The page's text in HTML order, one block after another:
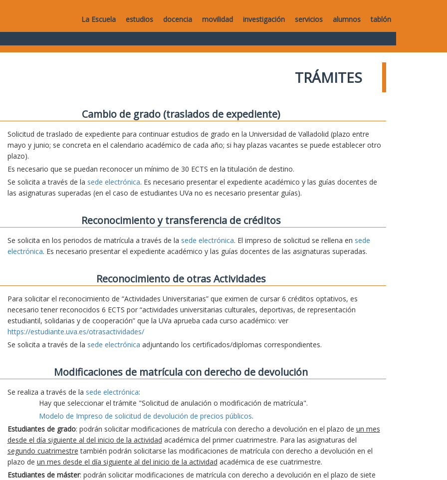
La Escuela estudios docencia movilidad investigación servicios alumnos tablón
TRÁMITES
Cambio de grado (traslados de expediente)
Solicitud de traslado de expediente para continuar estudios de grado en la Universidad de Valladolid (plazo entre
mayo y junio; se concreta en el calendario académico de cada año; si hay plazas vacantes se puede establecer otro
plazo).
Es necesario que se puedan reconocer un mínimo de 30 ECTS en la titulación de destino.
Se solicita a través de la sede electrónica. Es necesario presentar el expediente académico y las guías docentes de
las asignaturas superadas (en el caso de estudiantes UVa no es necesario presentar guías).
Reconocimiento y transferencia de créditos
Se solicita en los periodos de matrícula a través de la sede electrónica. El impreso de solicitud se rellena en sede
electrónica. Es necesario presentar el expediente académico y las guías docentes de las asignaturas superadas.
Reconocimiento de otras Actividades
Para solicitar el reconocimiento de “Actividades Universitarias” que eximen de cursar 6 créditos optativos, es
necesario tener reconocidos 6 ECTS por “actividades universitarias culturales, deportivas, de representación
estudiantil, solidarias y de cooperación” que la UVa aprueba cada curso académico: ver
https://estudiante.uva.es/otrasactividades/
Se solicita a través de la sede electrónica adjuntando los certificados/diplomas correspondientes.
Modificaciones de matrícula con derecho de devolución
Se realiza a través de la sede electrónica:
Hay que seleccionar el trámite "Solicitud de anulación o modificación de matrícula".
Modelo de Impreso de solicitud de devolución de precios públicos.
Estudiantes de grado: podrán solicitar modificaciones de matrícula con derecho a devolución en el plazo de un mes
desde el día siguiente al del inicio de la actividad académica del primer cuatrimestre. Para las asignaturas del
segundo cuatrimestre también podrán solicitarse las modificaciones de matrícula con derecho a devolución en el
plazo de un mes desde el día siguiente al del inicio de la actividad académica de ese cuatrimestre.
Estudiantes de máster: podrán solicitar modificaciones de matrícula con derecho a devolución en el plazo de siete